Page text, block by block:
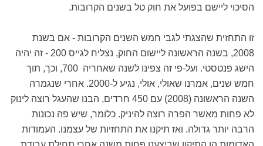
הסיכוי ליישם בפועל את חוק טל בשנים הקרובות.
זו התחזית שהצגתי לגבי חמש השנים הקרובות - אם בשנת
2008, בשנה הראשונה ליישום החוק, נצליח לגייס 200 - זה יהיה
הישג פנטסטי. ועל-פי זה צפינו לשנה שאחריה 700, וכך, תוך
חמש שנים, אמרנו שאולי, אולי, נגיע ל-2000. אחרי שנגמרה
השנה הראשונה (2008) עם 450 חרדים, הבנו שהעגל רוצה לינוק
לא פחות מאשר הפרה רוצה להיניק. כלומר, שיש פה נכונות
הרבה יותר גדולה. ואז תיקנו את התחזיות של עצמנו. העמודות